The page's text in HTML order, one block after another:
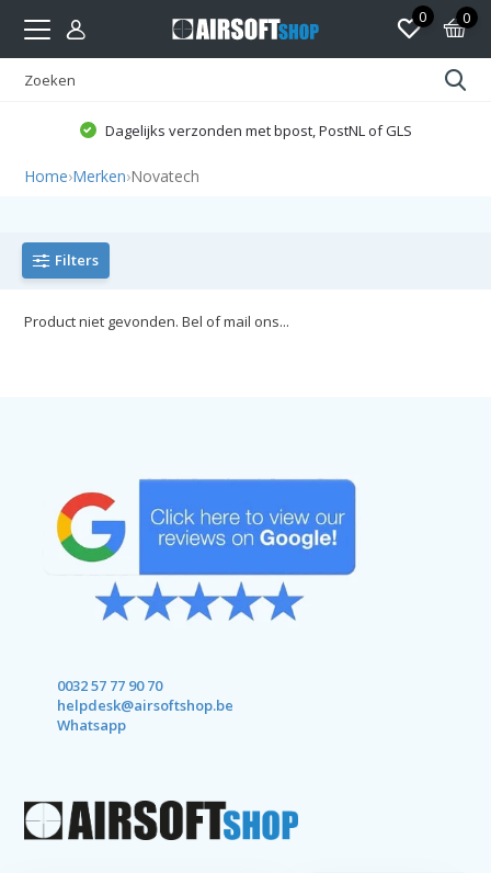
0 0
Dagelijks verzonden met bpost, PostNL of GLS
Home›Merken›Novatech
Filters
Product niet gevonden. Bel of mail ons...
0032 57 77 90 70
helpdesk@airsoftshop.be
Whatsapp